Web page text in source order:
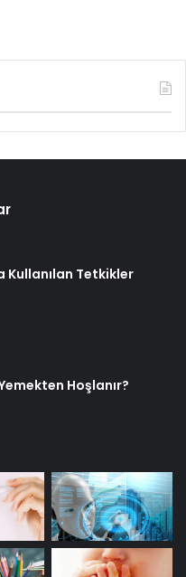
Kullanılan Tetkikler
Hoşlanır?